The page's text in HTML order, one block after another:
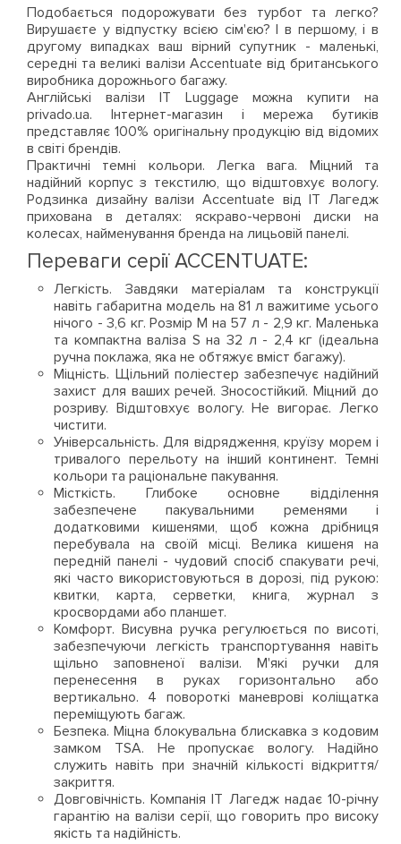
Подобається подорожувати без турбот та легко?
Вирушаєте у відпустку всією сім'єю? І в першому, і в
другому випадках ваш вірний супутник - маленькі,
середні та великі валізи Accentuate від британського
виробника дорожнього багажу.
Англійські валізи IT Luggage можна купити на
privado.ua. Інтернет-магазин і мережа бутиків
представляє 100% оригінальну продукцію від відомих
в світі брендів.
Практичні темні кольори. Легка вага. Міцний та
надійний корпус з текстилю, що відштовхує вологу.
Родзинка дизайну валізи Accentuate від ІТ Лагедж
прихована в деталях: яскраво-червоні диски на
колесах, найменування бренда на лицьовій панелі.
Переваги серії ACCENTUATE:
Легкість. Завдяки матеріалам та конструкції
навіть габаритна модель на 81 л важитиме усього
нічого - 3,6 кг. Розмір М на 57 л - 2,9 кг. Маленька
та компактна валіза S на 32 л - 2,4 кг (ідеальна
ручна поклажа, яка не обтяжує вміст багажу).
Міцність. Щільний поліестер забезпечує надійний
захист для ваших речей. Зносостійкий. Міцний до
розриву. Відштовхує вологу. Не вигорає. Легко
чистити.
Універсальність. Для відрядження, круїзу морем і
тривалого перельоту на інший континент. Темні
кольори та раціональне пакування.
Місткість. Глибоке основне відділення
забезпечене пакувальними ременями і
додатковими кишенями, щоб кожна дрібниця
перебувала на своїй місці. Велика кишеня на
передній панелі - чудовий спосіб спакувати речі,
які часто використовуються в дорозі, під рукою:
квитки, карта, серветки, книга, журнал з
кросвордами або планшет.
Комфорт. Висувна ручка регулюється по висоті,
забезпечуючи легкість транспортування навіть
щільно заповненої валізи. М'які ручки для
перенесення в руках горизонтально або
вертикально. 4 повороткі маневрові коліщатка
переміщують багаж.
Безпека. Міцна блокувальна блискавка з кодовим
замком TSA. Не пропускає вологу. Надійно
служить навіть при значній кількості відкриття/
закриття.
Довговічність. Компанія ІТ Лагедж надає 10-річну
гарантію на валізи серії, що говорить про високу
якість та надійність.